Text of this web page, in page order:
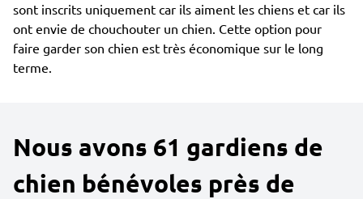
sont inscrits uniquement car ils aiment les chiens et car ils
ont envie de chouchouter un chien. Cette option pour
faire garder son chien est très économique sur le long
terme.
Nous avons 61 gardiens de
chien bénévoles près de